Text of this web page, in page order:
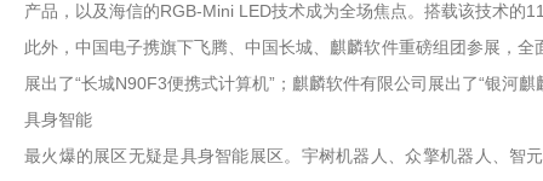
产品，以及海信的RGB-Mini LED技术成为全场焦点。搭载该技术的
此外，中国电子携旗下飞腾、中国长城、麒麟软件重磅组团参展，
展出了“长城N90F3便携式计算机”；麒麟软件有限公司展出了“银河麒
具身智能
最火爆的展区无疑是具身智能展区。宇树机器人、众擎机器人、智